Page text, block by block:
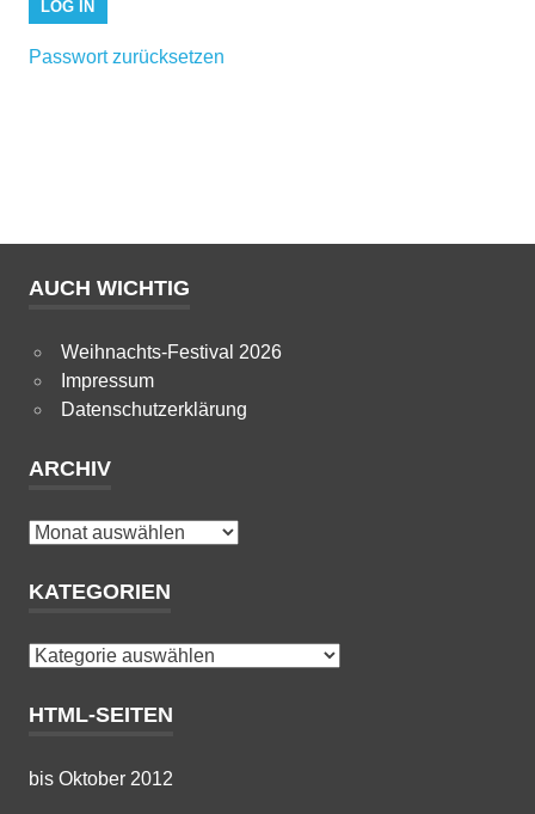
Passwort zurücksetzen
AUCH WICHTIG
Weihnachts-Festival 2026
Impressum
Datenschutzerklärung
ARCHIV
Archiv
KATEGORIEN
Kategorien
HTML-SEITEN
bis Oktober 2012